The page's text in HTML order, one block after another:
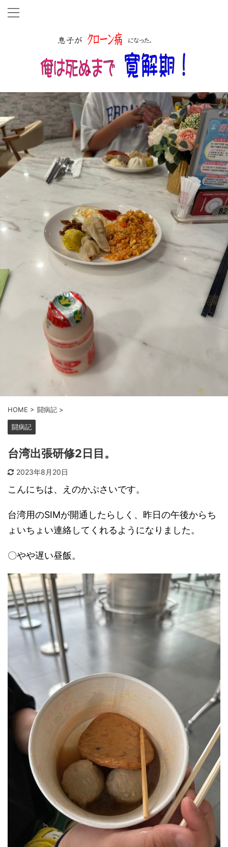
HOME > 闘病記 >
闘病記
台湾出張研修2日目。
2023年8月20日
こんにちは、えのかぷさいです。
台湾用のSIMが開通したらしく、昨日の午後からち
ょいちょい連絡してくれるようになりました。
〇やや遅い昼飯。